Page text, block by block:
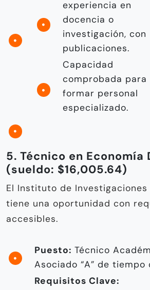
experiencia en
docencia o
investigación, con
publicaciones.
Capacidad
comprobada para
formar personal
especializado.
5. Técnico en Economía
(sueldo: $16,005.64)
El Instituto de Investigaciones
tiene una oportunidad con
accesibles.
Puesto: Técnico
Asociado “A” de tiempo
Requisitos Clave: